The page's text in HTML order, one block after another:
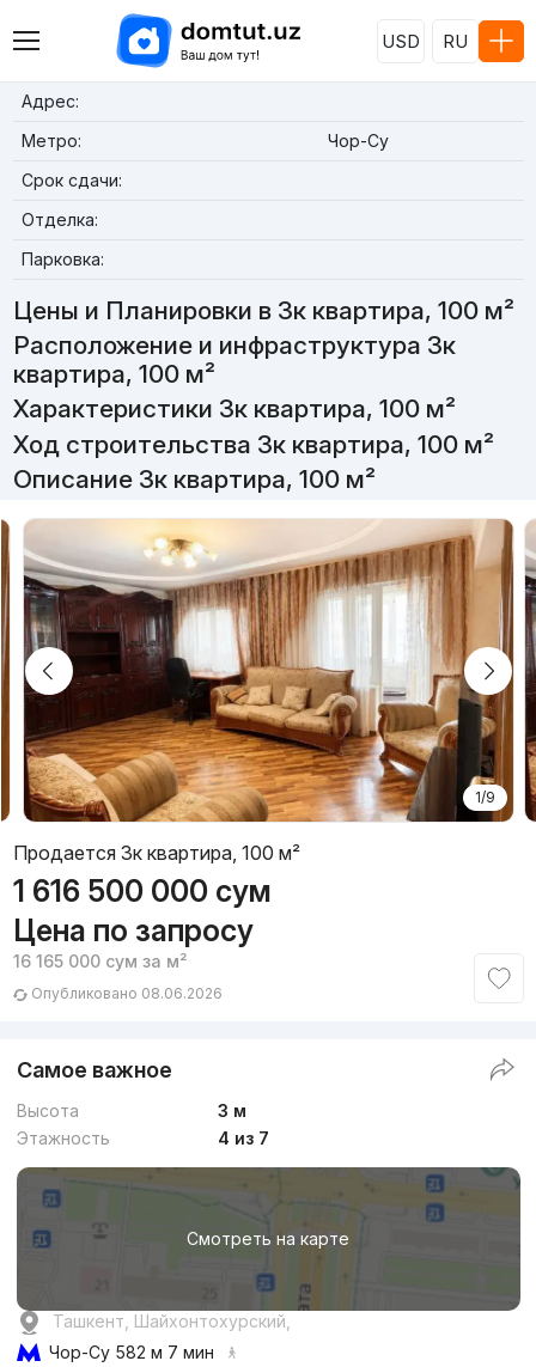
USD RU
Адрес:
Метро:
Чор-Су
Срок сдачи:
Отделка:
Парковка:
Цены и Планировки в 3к квартира, 100 м²
Расположение и инфраструктура 3к
квартира, 100 м²
Характеристики 3к квартира, 100 м²
Ход строительства 3к квартира, 100 м²
Описание 3к квартира, 100 м²
1/9
Продается 3к квартира, 100 м²
1 616 500 000 сум
Цена по запросу
16 165 000 сум за м²
Опубликовано 08.06.2026
Самое важное
Высота
3 м
Этажность
4 из 7
Смотреть на карте
Ташкент, Шайхонтохурский,
Чор-Су 582 м 7 мин